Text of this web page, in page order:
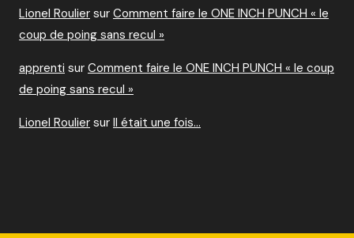
Lionel Roulier sur Comment faire le ONE INCH PUNCH « le
coup de poing sans recul »
apprenti sur Comment faire le ONE INCH PUNCH « le coup
de poing sans recul »
Lionel Roulier sur Il était une fois…